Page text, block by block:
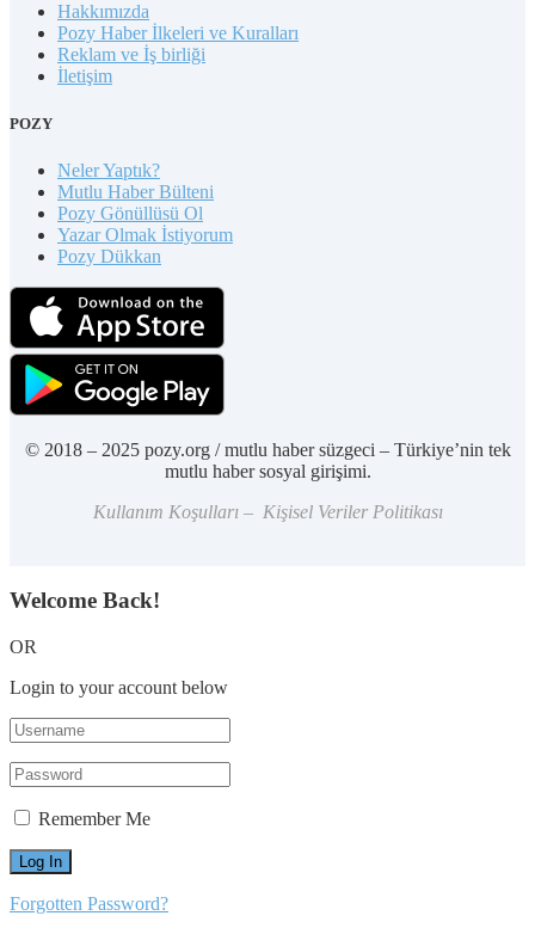
Hakkımızda
Pozy Haber İlkeleri ve Kuralları
Reklam ve İş birliği
İletişim
POZY
Neler Yaptık?
Mutlu Haber Bülteni
Pozy Gönüllüsü Ol
Yazar Olmak İstiyorum
Pozy Dükkan
© 2018 – 2025 pozy.org / mutlu haber süzgeci – Türkiye’nin tek
mutlu haber sosyal girişimi.
Kullanım Koşulları – Kişisel Veriler Politikası
Welcome Back!
OR
Login to your account below
Remember Me
Forgotten Password?